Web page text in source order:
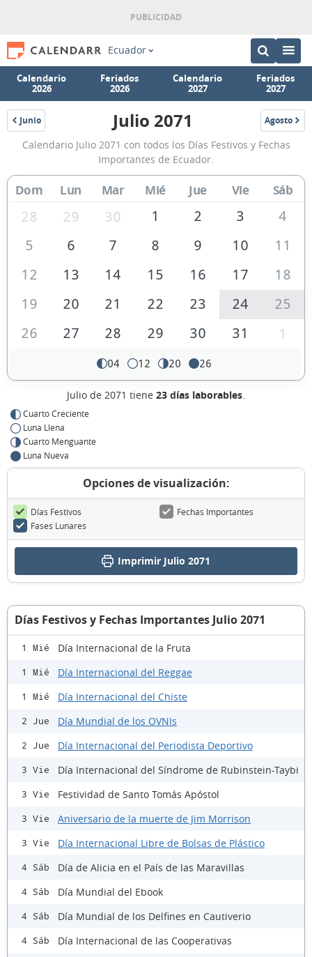
Ecuador
Calendario
2026
Feriados
2026
Calendario
2027
Feriados
2027
Junio
2071
Calendario
Julio
2071
de
Ecuador
Julio 2071 Agosto
2071
Calendario Julio 2071 con todos los Días Festivos y Fechas
Importantes de Ecuador.
Dom Lun Mar Mié Jue Vie Sáb
28 29 30 1 2 3
4
5
6 7 8 9 10
11
12
13 14 15 16 17
18
19
20 21 22 23 24
25
26
27 28 29 30 31 1
04 12 20 26
Julio de 2071 tiene 23 días laborables.
Cuarto Creciente
Luna Llena
Cuarto Menguante
Luna Nueva
Opciones de visualización:
Días Festivos
Fechas Importantes
Fases Lunares
Imprimir Julio 2071
Días Festivos y Fechas Importantes Julio 2071
1 Mié Día Internacional de la Fruta
1 Mié Día Internacional del Reggae
1 Mié Día Internacional del Chiste
2 Jue Día Mundial de los OVNIs
2 Jue Día Internacional del Periodista Deportivo
3 Vie Día Internacional del Síndrome de Rubinstein-Taybi
3 Vie Festividad de Santo Tomás Apóstol
3 Vie Aniversario de la muerte de Jim Morrison
3 Vie Día Internacional Libre de Bolsas de Plástico
4 Sáb Día de Alicia en el País de las Maravillas
4 Sáb Día Mundial del Ebook
4 Sáb Día Mundial de los Delfines en Cautiverio
4 Sáb Día Internacional de las Cooperativas